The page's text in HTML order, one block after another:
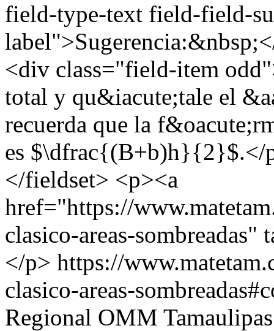
field-type-text field-field-
<div class="field-item
total y qu&iacute;tale el
recuerda que la
es
</fieldset> <p><a
href="https://
clasico-areas-
</p> https://
clasico-areas-
Regional OMM